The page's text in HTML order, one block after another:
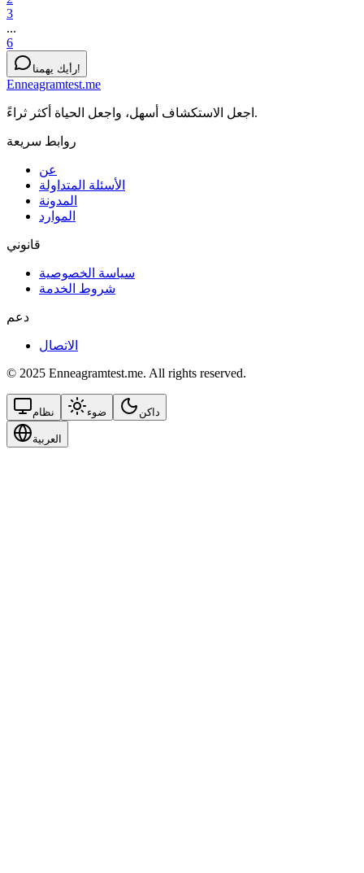
3
...
6
رأيك يهمنا!
Enneagramtest.me
اجعل الاستكشاف أسهل، واجعل الحياة أكثر ثراءً.
روابط سريعة
عن
الأسئلة المتداولة
المدونة
الموارد
قانوني
سياسة الخصوصية
شروط الخدمة
دعم
الاتصال
© 2025 Enneagramtest.me. All rights reserved.
نظام ضوء داكن
العربية